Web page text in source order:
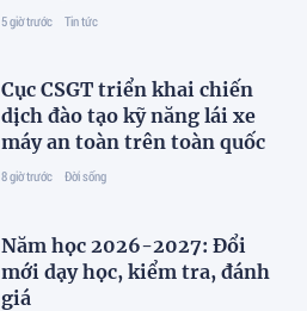
5 giờ trước Tin tức
Cục CSGT triển khai chiến
dịch đào tạo kỹ năng lái xe
máy an toàn trên toàn quốc
8 giờ trước Đời sống
Năm học 2026-2027: Đổi
mới dạy học, kiểm tra, đánh
giá